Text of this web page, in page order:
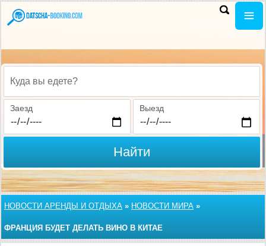
Куда вы едете?
Заезд Выезд
Найти
НОВОСТИ АРЕНДЫ И ОТДЫХА » НОВОСТИ МИРА »
ФРАНЦИЯ БУДЕТ ДЕЛАТЬ ВИНО В КИТАЕ